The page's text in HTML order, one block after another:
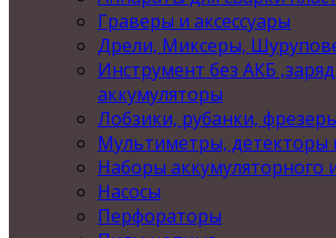
Граверы и аксессуары
Дрели, Миксеры,
Инструмент без АКБ
аккумуляторы
Лобзики, рубанки,
Мультиметры, детекторы
Наборы аккумуляторного
Насосы
Перфораторы